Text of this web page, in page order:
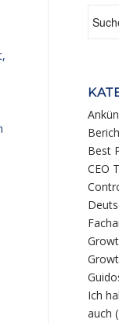
Best
CEO
Ich
auch